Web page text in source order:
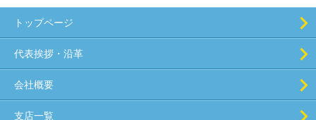
トップページ
代表挨拶・沿革
会社概要
支店一覧